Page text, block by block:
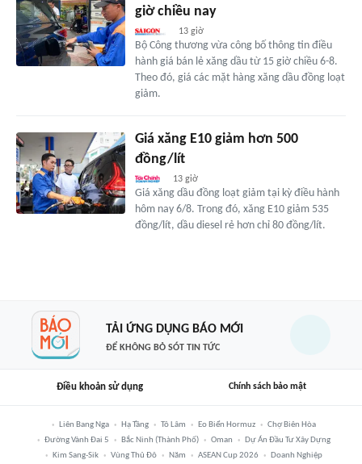
giờ chiều nay
13 giờ
Bộ Công thương vừa công bố thông tin điều
hành giá bán lẻ xăng dầu từ 15 giờ chiều 6-8.
Theo đó, giá các mặt hàng xăng dầu đồng loạt
giảm.
Giá xăng E10 giảm hơn 500
đồng/lít
13 giờ
Giá xăng dầu đồng loạt giảm tại kỳ điều hành
hôm nay 6/8. Trong đó, xăng E10 giảm 535
đồng/lít, dầu diesel rẻ hơn chỉ 80 đồng/lít.
TẢI ỨNG DỤNG BÁO MỚI
ĐỂ KHÔNG BỎ SÓT TIN TỨC
Điều khoản sử dụng Chính sách bảo mật
Liên Bang Nga Hạ Tầng Tô Lâm Eo Biển Hormuz
Chợ Biên Hòa
Đường Vành Đai 5
Bắc Ninh (thành Phố) Oman
Dự Án Đầu Tư Xây Dựng
Kim Sang-Sik
Vùng Thủ Đô Năm ASEAN Cup 2026 Doanh Nghiệp